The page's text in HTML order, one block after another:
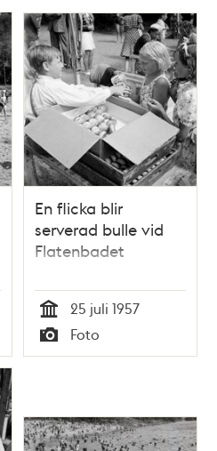
En flicka blir
serverad bulle vid
Flatenbadet
Tid
25 juli 1957
Typ
Foto